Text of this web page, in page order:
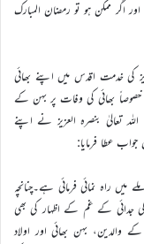
اگر ممکن ہو تو رمضان المبارک
کی خدمت اقدس میں اپنے بھائی
بھائی کی وفات پر بہن کے
تعالیٰ بنصرہ العزیز نے اپنے
راہ نمائی فرمائی ہے۔چنانچہ
کے غم کے اظہار کی بھی
بہن بھائی اور اولاد